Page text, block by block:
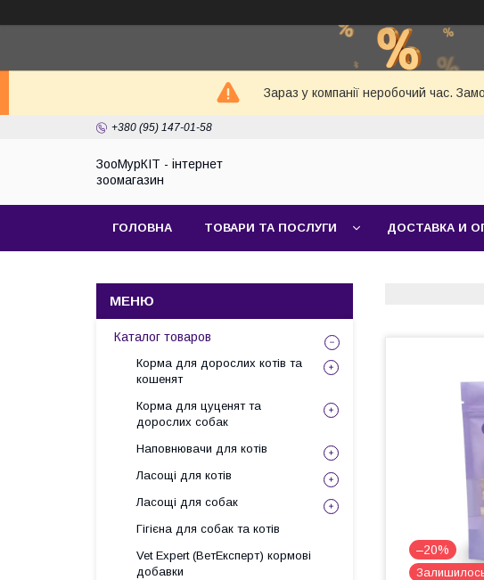
Зараз у компанії неробочий час.
+380 (95) 147-01-58
ЗооМурКІТ - інтернет
зоомагазин
ГОЛОВНА ТОВАРИ ТА ПОСЛУГИ ДОСТАВКА И
–20%
Каталог товаров
Корма для дорослих котів та
кошенят
Корма для цуценят та
дорослих собак
Наповнювачи для котів
Ласощі для котів
Ласощі для собак
Гігієна для собак та котів
Vet Expert (ВетЕксперт) кормові
добавки